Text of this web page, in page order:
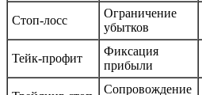
Стоп-лосс
Ограничение
убытков
Тейк-профит
Фиксация
прибыли
Сопровождение